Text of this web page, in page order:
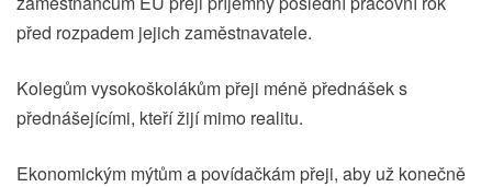
před rozpadem jejich zaměstnavatele.
Kolegům vysokoškolákům přeji méně přednášek s
přednášejícími, kteří žijí mimo realitu.
Ekonomickým mýtům a povídačkám přeji, aby už konečně